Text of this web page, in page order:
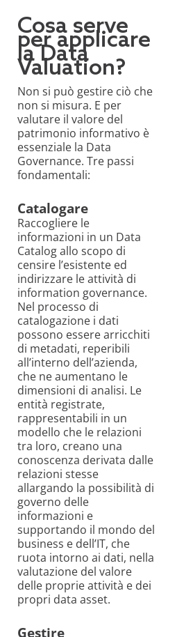
Cosa serve
per applicare
la Data
Valuation?
Non si può gestire ciò che
non si misura. E per
valutare il valore del
patrimonio informativo è
essenziale la Data
Governance. Tre passi
fondamentali:
Catalogare
Raccogliere le
informazioni in un Data
Catalog allo scopo di
censire l’esistente ed
indirizzare le attività di
information governance.
Nel processo di
catalogazione i dati
possono essere arricchiti
di metadati, reperibili
all’interno dell’azienda,
che ne aumentano le
dimensioni di analisi. Le
entità registrate,
rappresentabili in un
modello che le relazioni
tra loro, creano una
conoscenza derivata dalle
relazioni stesse
allargando la possibilità di
governo delle
informazioni e
supportando il mondo del
business e dell’IT, che
ruota intorno ai dati, nella
valutazione del valore
delle proprie attività e dei
propri data asset.
Gestire